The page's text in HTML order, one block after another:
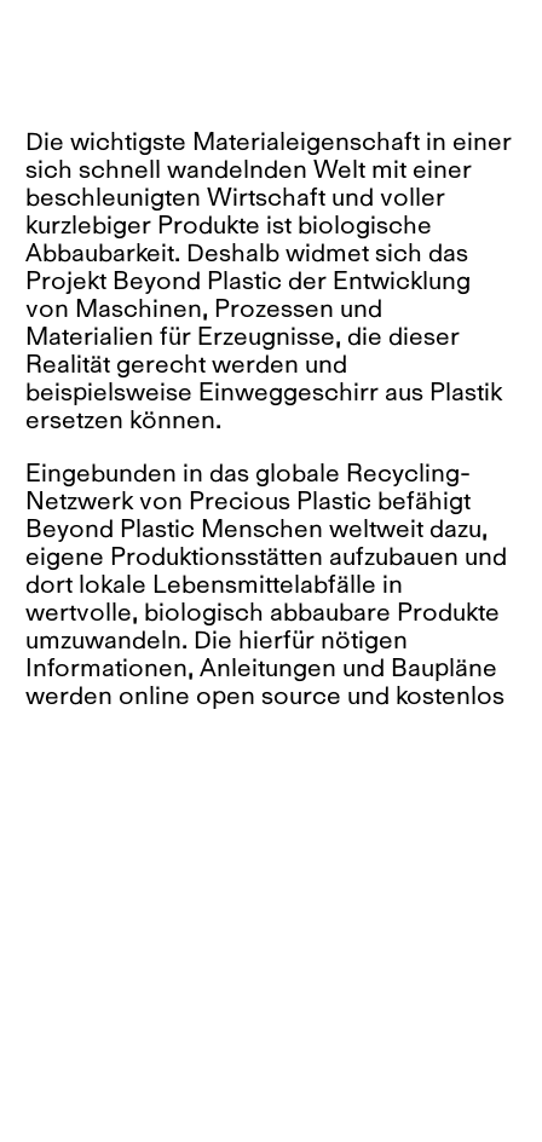
Die wichtigste Materialeigenschaft in einer
sich schnell wandelnden Welt mit einer
beschleunigten Wirtschaft und voller
kurzlebiger Produkte ist biologische
Abbaubarkeit. Deshalb widmet sich das
Projekt Beyond Plastic der Entwicklung
von Maschinen, Prozessen und
Materialien für Erzeugnisse, die dieser
Realität gerecht werden und
beispielsweise Einweggeschirr aus Plastik
ersetzen können.
Eingebunden in das globale Recycling-
Netzwerk von Precious Plastic befähigt
Beyond Plastic Menschen weltweit dazu,
eigene Produktionsstätten aufzubauen und
dort lokale Lebensmittelabfälle in
wertvolle, biologisch abbaubare Produkte
umzuwandeln. Die hierfür nötigen
Informationen, Anleitungen und Baupläne
werden online open source und kostenlos